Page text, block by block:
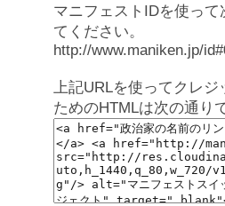
マニフェストIDを使って
てください。
http://www.maniken.jp/
上記URLを使ってクレジ
ためのHTMLは次の通り